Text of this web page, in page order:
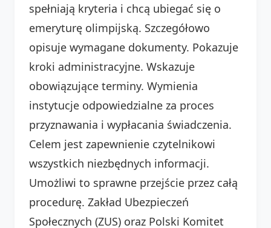
spełniają kryteria i chcą ubiegać się o
emeryturę olimpijską. Szczegółowo
opisuje wymagane dokumenty. Pokazuje
kroki administracyjne. Wskazuje
obowiązujące terminy. Wymienia
instytucje odpowiedzialne za proces
przyznawania i wypłacania świadczenia.
Celem jest zapewnienie czytelnikowi
wszystkich niezbędnych informacji.
Umożliwi to sprawne przejście przez całą
procedurę. Zakład Ubezpieczeń
Społecznych (ZUS) oraz Polski Komitet